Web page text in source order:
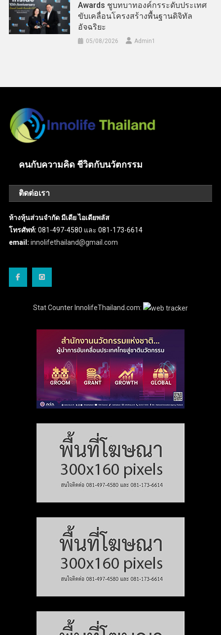
Awards ชูบทบาทองค์กรระดับประเทศ
ขับเคลื่อนโครงสร้างพื้นฐานดิจิทัล
อัจฉริยะ
05/08/2026 Admin​1
คนกับความคิด ชีวิตกับนวัตกรรม
ติดต่อเรา
ห้างหุ้นส่วนจำกัด มีเดีย ไอเดียพลัส
โทรศัพท์: 081-497-4580 และ 081-173-6614
email: innolifethailand@gmail.com
Stat Counter InnolifeThailand.com: